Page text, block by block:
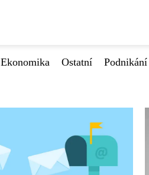
Ekonomika Ostatní Podnikání